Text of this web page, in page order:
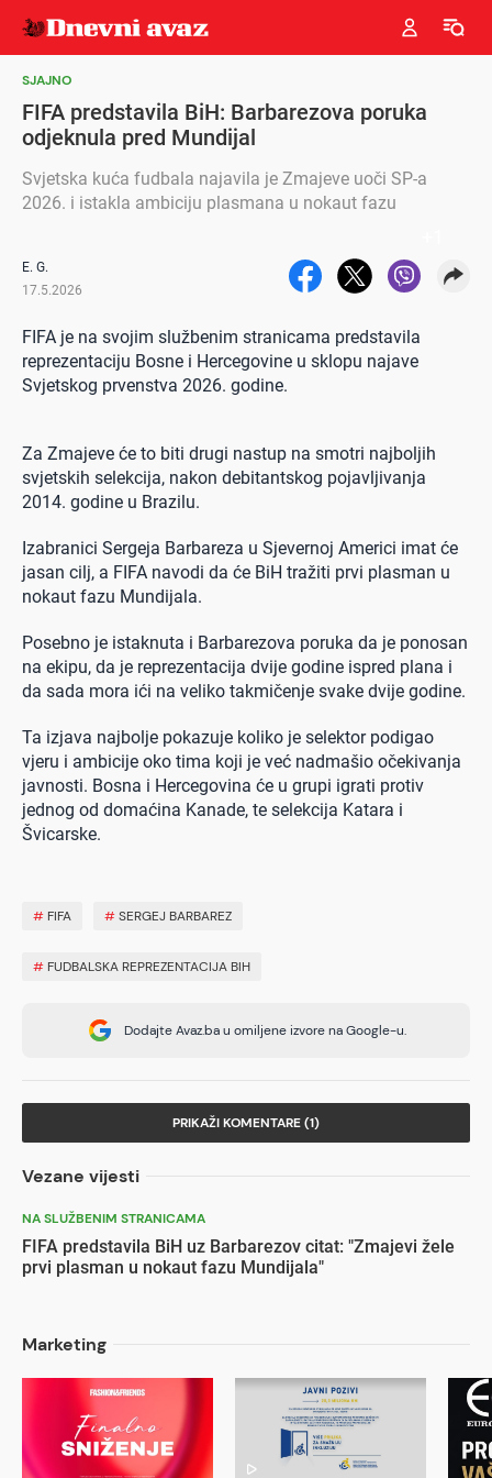
SJAJNO
FIFA predstavila BiH: Barbarezova poruka
odjeknula pred Mundijal
Svjetska kuća fudbala najavila je Zmajeve uoči SP-a
2026. i istakla ambiciju plasmana u nokaut fazu
E. G.
17.5.2026
FIFA je na svojim službenim stranicama predstavila
reprezentaciju Bosne i Hercegovine u sklopu najave
Svjetskog prvenstva 2026. godine.
Za Zmajeve će to biti drugi nastup na smotri najboljih
svjetskih selekcija, nakon debitantskog pojavljivanja
2014. godine u Brazilu.
Izabranici Sergeja Barbareza u Sjevernoj Americi imat će
jasan cilj, a FIFA navodi da će BiH tražiti prvi plasman u
nokaut fazu Mundijala.
Posebno je istaknuta i Barbarezova poruka da je ponosan
na ekipu, da je reprezentacija dvije godine ispred plana i
da sada mora ići na veliko takmičenje svake dvije godine.
Ta izjava najbolje pokazuje koliko je selektor podigao
vjeru i ambicije oko tima koji je već nadmašio očekivanja
javnosti. Bosna i Hercegovina će u grupi igrati protiv
jednog od domaćina Kanade, te selekcija Katara i
Švicarske.
# FIFA #SERGEJ BARBAREZ
# FUDBALSKA REPREZENTACIJA BIH
Dodajte Avaz.ba u omiljene izvore na Google-u.
PRIKAŽI KOMENTARE (1)
Vezane vijesti
NA SLUŽBENIM STRANICAMA
FIFA predstavila BiH uz Barbarezov citat: "Zmajevi žele
prvi plasman u nokaut fazu Mundijala"
Marketing